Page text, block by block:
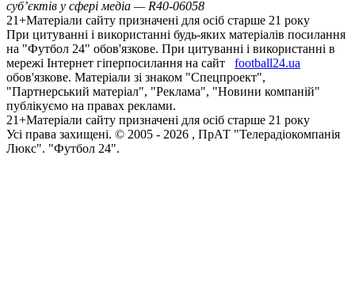
суб’єктів у сфері медіа — R40-06058
21+Матеріали сайту призначені для осіб старше 21 року
При цитуванні і використанні будь-яких матеріалів посилання
на "Футбол 24" обов'язкове. При цитуванні і використанні в
мережі Інтернет гіперпосилання на сайт
football24.ua
обов'язкове. Матеріали зі знаком "Спецпроект",
"Партнерський матеріал", "Реклама", "Новини компаній"
публікуємо на правах реклами.
21+Матеріали сайту призначені для осіб старше 21 року
Усi права захищенi. © 2005 - 2026 , ПрАТ "Телерадіокомпанія
Люкс". "Футбол 24".